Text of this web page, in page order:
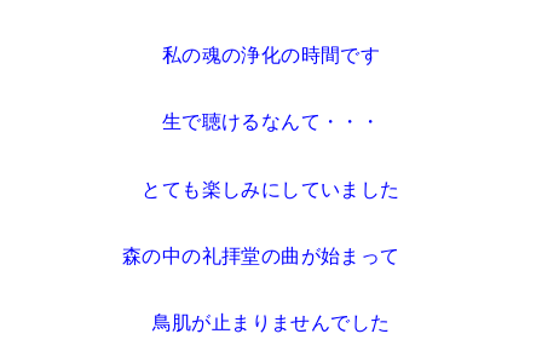
私の魂の浄化の時間です
生で聴けるなんて・・・
とても楽しみにしていました
森の中の礼拝堂の曲が始まって
鳥肌が止まりませんでした